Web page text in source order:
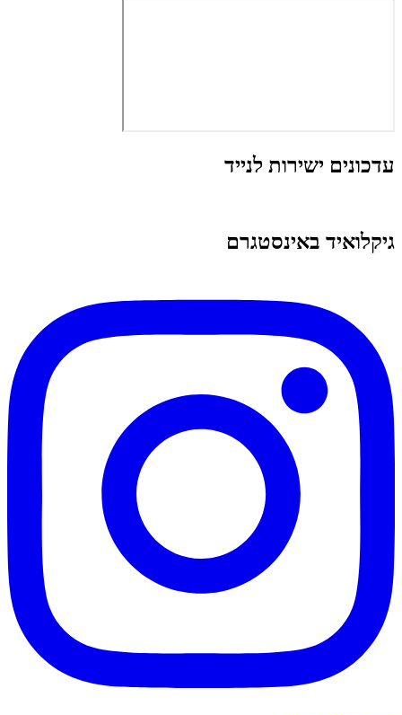
עדכונים ישירות לנייד
גיקלואיד באינסטגרם